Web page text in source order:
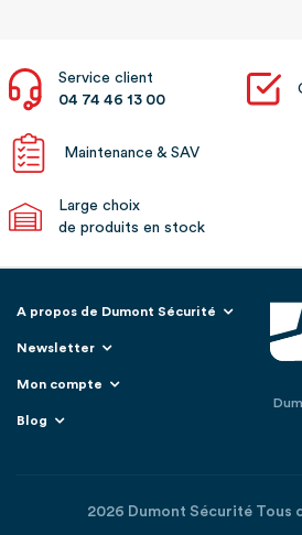
Service client
04 74 46 13 00
Maintenance & SAV
Large choix
de produits en stock
A propos de Dumont Sécurité
Newsletter
Mon compte
Blog
2026 Dumont Sécurité Tous